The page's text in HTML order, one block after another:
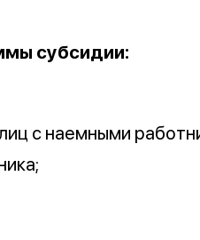
субсидии:
с наемными